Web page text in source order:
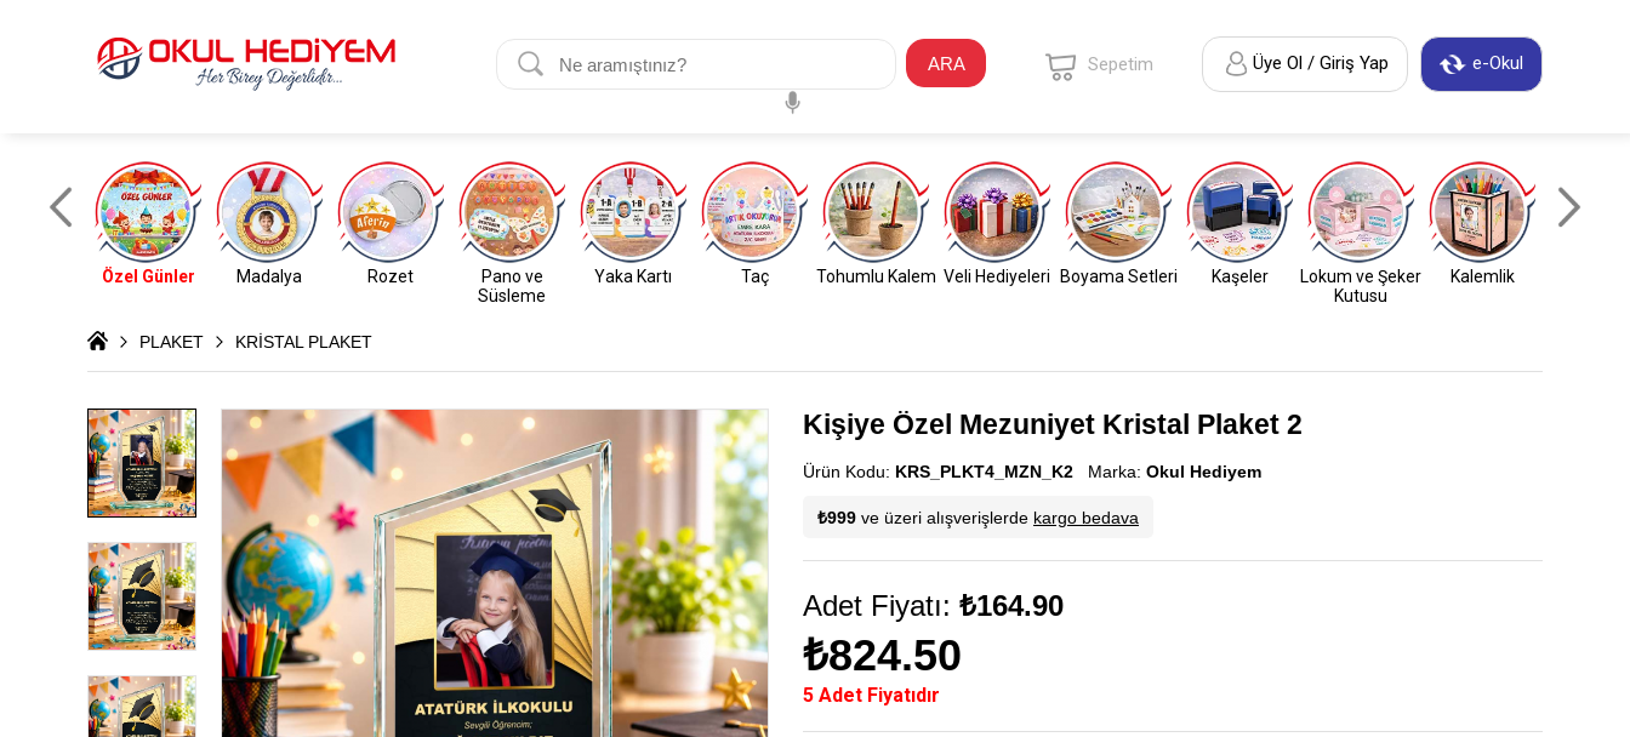
ARA e-Okul
Üye Ol / Giriş Yap
Sepetim
Özel Günler Madalya Rozet
Pano ve
Süsleme
Yaka Kartı Taç Tohumlu Kalem Veli Hediyeleri Boyama Setleri Kaşeler
Lokum ve Şeker
Kutusu
Kalemlik
PLAKET KRİSTAL PLAKET
Kişiye Özel Mezuniyet Kristal Plaket 2
Ürün Kodu: KRS_PLKT4_MZN_K2 Marka: Okul Hediyem
₺999 ve üzeri alışverişlerde kargo bedava
Adet Fiyatı: ₺164.90
₺824.50
5 Adet Fiyatıdır